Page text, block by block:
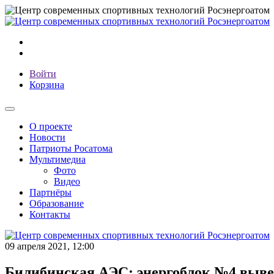
Войти
Корзина
О проекте
Новости
Патриоты Росатома
Мультимедиа
Фото
Видео
Партнёры
Образование
Контакты
09 апреля 2021, 12:00